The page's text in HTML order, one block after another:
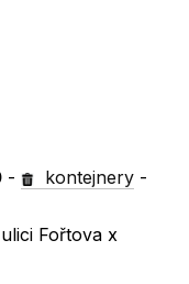
- kontejnery -
Fořtova x